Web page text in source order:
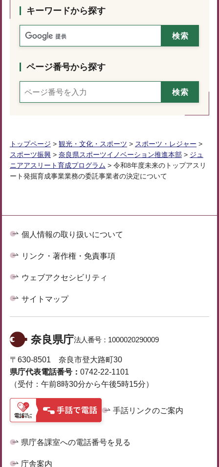
キーワードから探す
ページ番号から探す
トップページ > 観光・文化・スポーツ > スポーツ・レジャー >
スポーツ振興 > 奈良県スポーツイノベーション推進本部 > ジュ
ニアアスリート育成プログラム > 令和8年度未来のトップアスリ
ート発掘育成事業業務の委託事業者の決定について
個人情報の取り扱いについて
リンク・著作権・免責事項
ウェブアクセシビリティ
サイトマップ
奈良県庁法人番号： 1000020290009
〒630-8501 奈良市登大路町30
県庁代表電話番号： 0742-22-1101
（受付：午前8時30分から午後5時15分）
手話リンクのご案内
県庁各課室への電話番号を見る
庁舎案内